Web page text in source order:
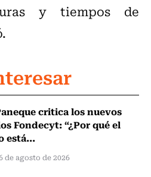
y tiempos de
critica los nuevos
Fondecyt: “¿Por qué el
está...
de agosto de 2026